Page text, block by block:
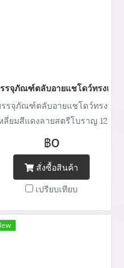
าวทรงเหลี่ยมเนื้อกระเดษ
รจุภัณฑ์ตลับอายแชโดว์ทรงเหลี่
รจุภัณฑ์ตลับอายแชโดว์ทรง
ลี่ยมสีแดงลายสตรีโบราญ 12
ช่อง เนื้อกระเดษ
฿0
สั่งซื้อสินค้า
เปรียบเทียบ